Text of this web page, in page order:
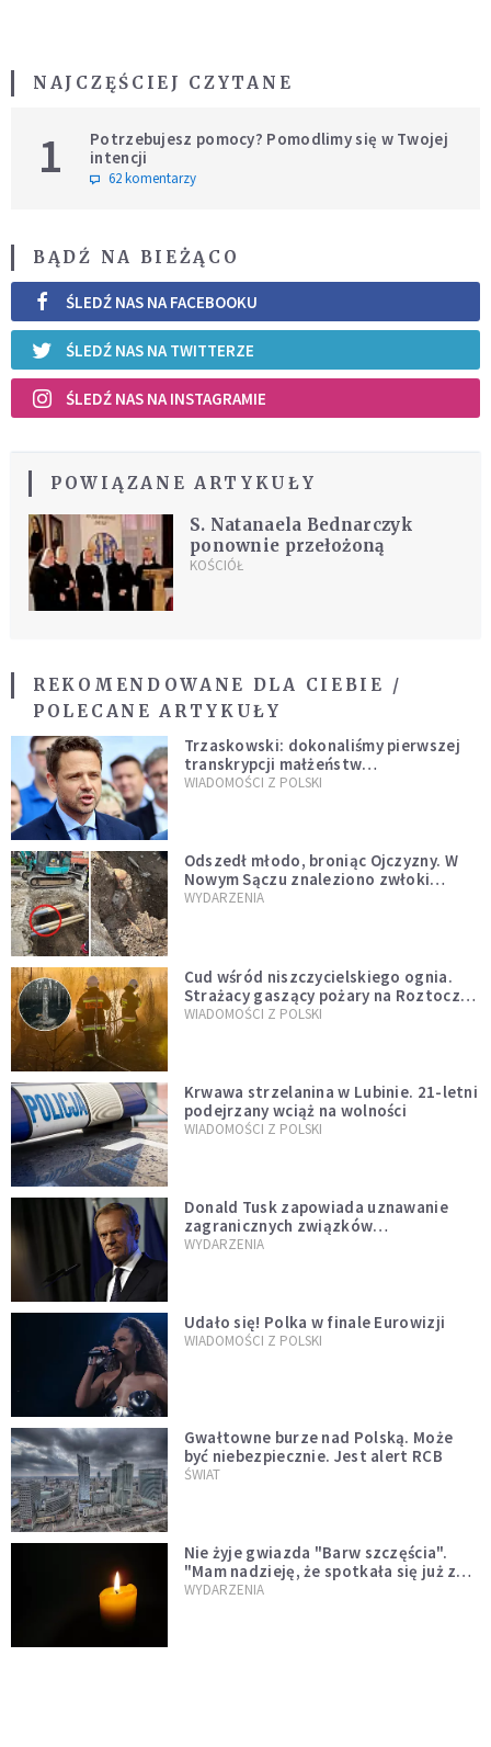
NAJCZĘŚCIEJ CZYTANE
1
Potrzebujesz pomocy? Pomodlimy się w Twojej
intencji
62 komentarzy
BĄDŹ NA BIEŻĄCO
ŚLEDŹ NAS NA FACEBOOKU
ŚLEDŹ NAS NA TWITTERZE
ŚLEDŹ NAS NA INSTAGRAMIE
POWIĄZANE ARTYKUŁY
S. Natanaela Bednarczyk
ponownie przełożoną
KOŚCIÓŁ
REKOMENDOWANE DLA CIEBIE /
POLECANE ARTYKUŁY
Trzaskowski: dokonaliśmy pierwszej
transkrypcji małżeństw
jednopłciowych. “Tak jak
WIADOMOŚCI Z POLSKI
Odszedł młodo, broniąc Ojczyzny. W
Nowym Sączu znaleziono zwłoki
mężczyzny z czasów potopu
WYDARZENIA
Cud wśród niszczycielskiego ognia.
Strażacy gaszący pożary na Roztoczu
opublikowali niezwykłe zdjęcie
WIADOMOŚCI Z POLSKI
Krwawa strzelanina w Lubinie. 21-letni
podejrzany wciąż na wolności
WIADOMOŚCI Z POLSKI
Donald Tusk zapowiada uznawanie
zagranicznych związków
jednopłciowych. "Państwo oblało ten
WYDARZENIA
Udało się! Polka w finale Eurowizji
WIADOMOŚCI Z POLSKI
Gwałtowne burze nad Polską. Może
być niebezpiecznie. Jest alert RCB
ŚWIAT
Nie żyje gwiazda "Barw szczęścia".
"Mam nadzieję, że spotkała się już z
Bogiem, którego tak bardzo kochała"
WYDARZENIA